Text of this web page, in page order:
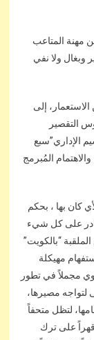
مهنة المتاعب
وبغال ولا نفي
إلى
التقصير
الإداري”سبع
المُبرمج
كان بها ، بحكم
على كل شيء
“بالكويت”
مهيكلة
مجملاً في تطور
لتواجه مصيرها،
لتظل متحفاً
قهراً على ترك